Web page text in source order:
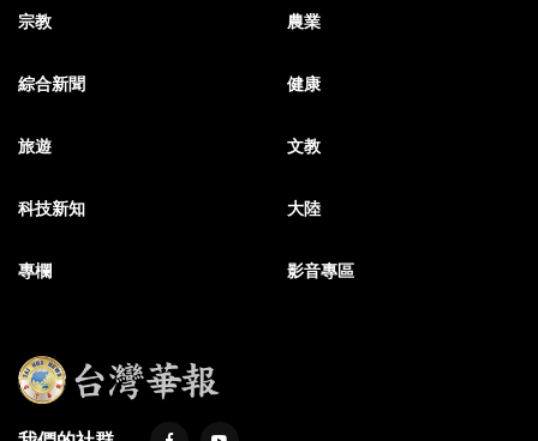
宗教 農業
綜合新聞 健康
旅遊 文教
科技新知 大陸
專欄 影音專區